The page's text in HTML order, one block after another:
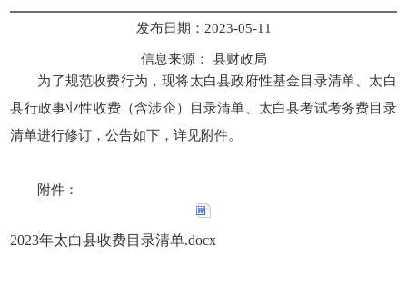
发布日期：2023-05-11
信息来源： 县财政局
为了规范收费行为，现将太白县政府性基金目录清单、太白
县行政事业性收费（含涉企）目录清单、太白县考试考务费目录
清单进行修订，公告如下，详见附件。
附件：
2023年太白县收费目录清单.docx